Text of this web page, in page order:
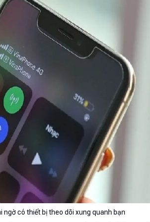
ngờ có thiết bị theo dõi xung quanh bạn